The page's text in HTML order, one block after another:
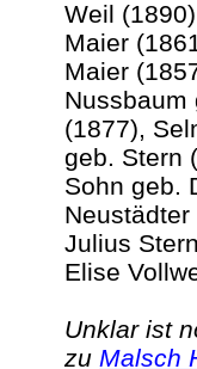
Weil
Maier
Maier
Nussbaum
(1877),
geb. Stern
Sohn geb.
Julius
Elise
Unklar ist
zu Malsch